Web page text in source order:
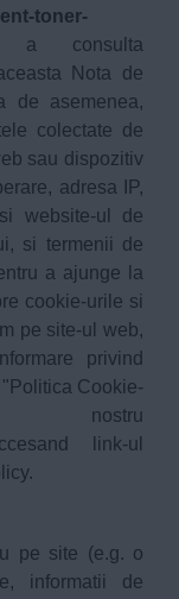
toner-
consulta
Nota de
de asemenea,
colectate de
sau dispozitiv
adresa IP,
website-ul de
si termenii de
a ajunge la
cookie-urile si
pe site-ul web,
privind
Cookie-
nostru
link-ul
.
pe site (e.g. o
informatii de